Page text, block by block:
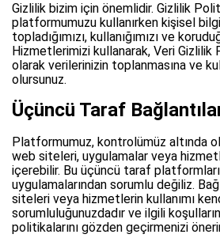
Gizlilik bizim için önemlidir. Gizlilik
platformumuzu kullanırken kişisel
topladığımızı, kullanığımızı ve
Hizmetlerimizi kullanarak, Veri Gizlilik
olarak verilerinizin toplanmasına ve
olursunuz.
Üçüncü Taraf
Platformumuz, kontrolümüz altında
web siteleri, uygulamalar veya
içerebilir. Bu üçüncü taraf
uygulamalarından sorumlu değiliz.
siteleri veya hizmetlerin kullanımı
sorumluluğunuzdadır ve ilgili
politikalarını gözden geçirmenizi